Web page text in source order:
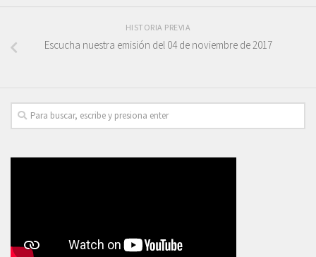
HISTORIA PREVIA
Escucha nuestra emisión del 04 de noviembre de 2017